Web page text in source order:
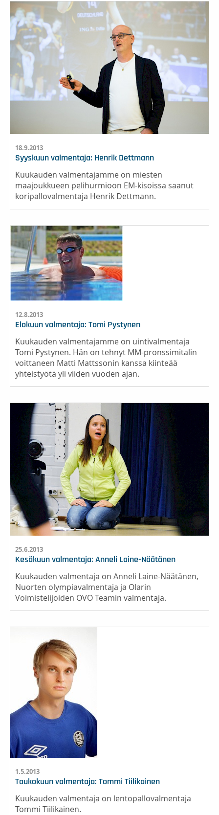
18.9.2013
Syyskuun valmentaja: Henrik Dettmann
Kuukauden valmentajamme on miesten
maajoukkueen pelihurmioon EM-kisoissa saanut
koripallovalmentaja Henrik Dettmann.
12.8.2013
Elokuun valmentaja: Tomi Pystynen
Kuukauden valmentajamme on uintivalmentaja
Tomi Pystynen. Hän on tehnyt MM-pronssimitalin
voittaneen Matti Mattssonin kanssa kiinteää
yhteistyötä yli viiden vuoden ajan.
25.6.2013
Kesäkuun valmentaja: Anneli Laine-Näätänen
Kuukauden valmentaja on Anneli Laine-Näätänen,
Nuorten olympiavalmentaja ja Olarin
Voimistelijoiden OVO Teamin valmentaja.
1.5.2013
Toukokuun valmentaja: Tommi Tiilikainen
Kuukauden valmentaja on lentopallovalmentaja
Tommi Tiilikainen.